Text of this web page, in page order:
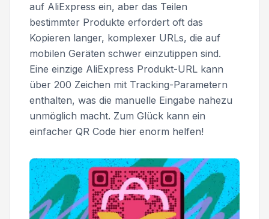
auf AliExpress ein, aber das Teilen
bestimmter Produkte erfordert oft das
Kopieren langer, komplexer URLs, die auf
mobilen Geräten schwer einzutippen sind.
Eine einzige AliExpress Produkt-URL kann
über 200 Zeichen mit Tracking-Parametern
enthalten, was die manuelle Eingabe nahezu
unmöglich macht. Zum Glück kann ein
einfacher QR Code hier enorm helfen!